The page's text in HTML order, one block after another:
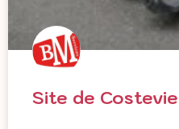
Site de